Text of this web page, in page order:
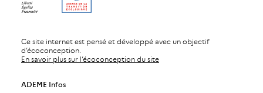
Ce site internet est pensé et développé avec un objectif
d’écoconception.
En savoir plus sur l’écoconception du site
ADEME Infos